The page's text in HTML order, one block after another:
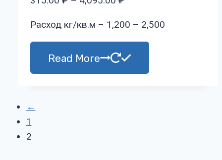
Расход кг/кв.м – 1,200 – 2,500
Read More
←
1
2